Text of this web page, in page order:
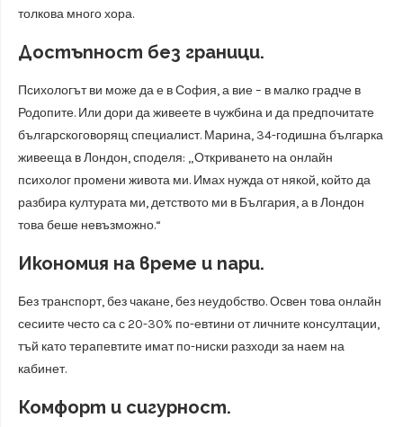
толкова много хора.
Достъпност без граници.
Психологът ви може да е в София, а вие – в малко градче в
Родопите. Или дори да живеете в чужбина и да предпочитате
българскоговорящ специалист. Марина, 34-годишна българка
живееща в Лондон, споделя: „Откриването на онлайн
психолог промени живота ми. Имах нужда от някой, който да
разбира културата ми, детството ми в България, а в Лондон
това беше невъзможно.“
Икономия на време и пари.
Без транспорт, без чакане, без неудобство. Освен това онлайн
сесиите често са с 20-30% по-евтини от личните консултации,
тъй като терапевтите имат по-ниски разходи за наем на
кабинет.
Комфорт и сигурност.